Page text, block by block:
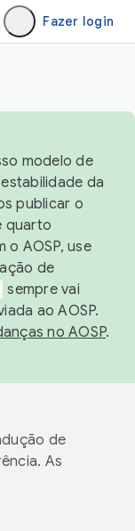
Fazer login
modelo de
da
publicar o
quarto
AOSP, use
de
sempre vai
ao AOSP.
no AOSP.
de
As